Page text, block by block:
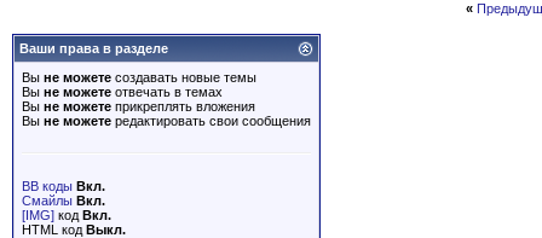
«
Ваши права в разделе
Вы не можете создавать новые темы
Вы не можете отвечать в темах
Вы не можете прикреплять вложения
Вы не можете редактировать свои сообщения
BB коды Вкл.
Смайлы Вкл.
[IMG] код Вкл.
HTML код Выкл.